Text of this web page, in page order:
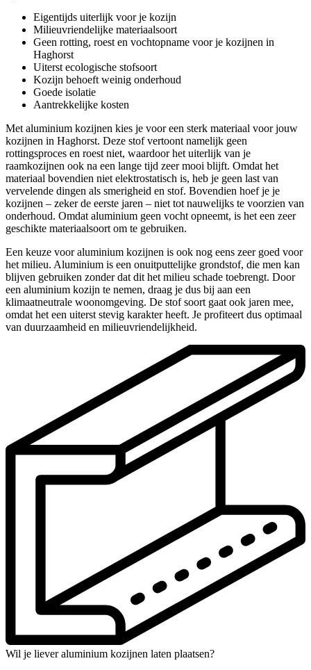
Eigentijds uiterlijk voor je kozijn
Milieuvriendelijke materiaalsoort
Geen rotting, roest en vochtopname voor je kozijnen in
Haghorst
Uiterst ecologische stofsoort
Kozijn behoeft weinig onderhoud
Goede isolatie
Aantrekkelijke kosten
Met aluminium kozijnen kies je voor een sterk materiaal voor jouw
kozijnen in Haghorst. Deze stof vertoont namelijk geen
rottingsproces en roest niet, waardoor het uiterlijk van je
raamkozijnen ook na een lange tijd zeer mooi blijft. Omdat het
materiaal bovendien niet elektrostatisch is, heb je geen last van
vervelende dingen als smerigheid en stof. Bovendien hoef je je
kozijnen – zeker de eerste jaren – niet tot nauwelijks te voorzien van
onderhoud. Omdat aluminium geen vocht opneemt, is het een zeer
geschikte materiaalsoort om te gebruiken.
Een keuze voor aluminium kozijnen is ook nog eens zeer goed voor
het milieu. Aluminium is een onuitputtelijke grondstof, die men kan
blijven gebruiken zonder dat dit het milieu schade toebrengt. Door
een aluminium kozijn te nemen, draag je dus bij aan een
klimaatneutrale woonomgeving. De stof soort gaat ook jaren mee,
omdat het een uiterst stevig karakter heeft. Je profiteert dus optimaal
van duurzaamheid en milieuvriendelijkheid.
Wil je liever aluminium kozijnen laten plaatsen?